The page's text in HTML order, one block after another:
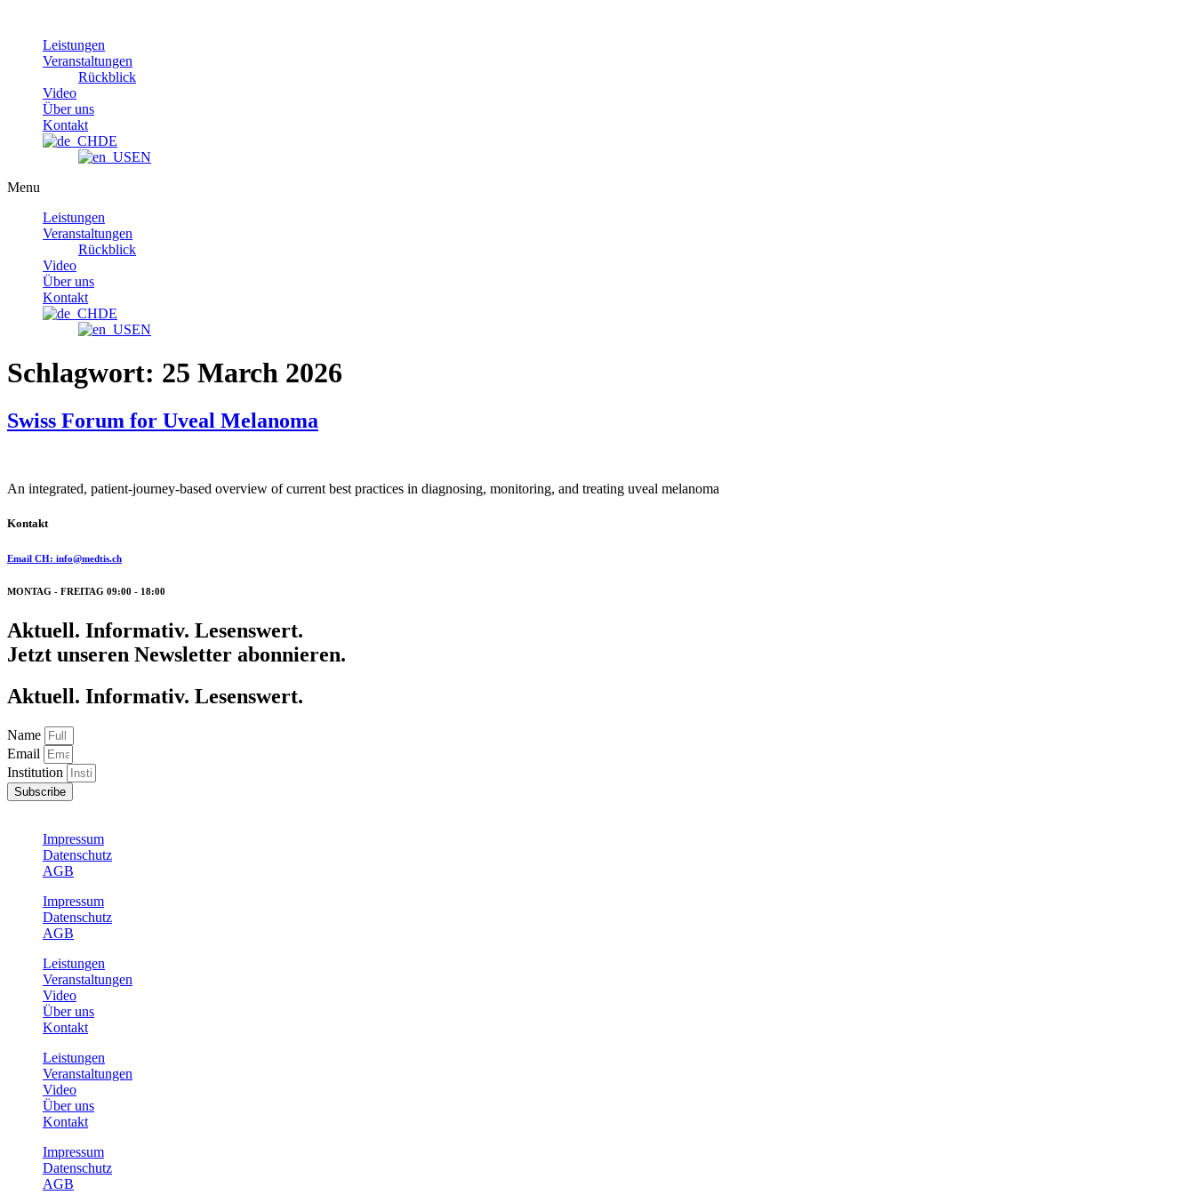
contentLeistungen
Veranstaltungen
Rückblick
Video
Über uns
Kontakt
DE
EN
Menu
Leistungen
Veranstaltungen
Rückblick
Video
Über uns
Kontakt
DE
EN
Schlagwort: 25 March 2026
Swiss Forum for Uveal Melanoma
An integrated, patient-journey-based overview of current best practices in diagnosing, monitoring, and treating uveal melanoma
Kontakt
Email CH: info@medtis.ch
MONTAG - FREITAG 09:00 - 18:00
Aktuell. Informativ. Lesenswert.
Jetzt unseren Newsletter abonnieren.
Aktuell. Informativ. Lesenswert.
Name
Email
Institution
Subscribe
Impressum
Datenschutz
AGB
Impressum
Datenschutz
AGB
Leistungen
Veranstaltungen
Video
Über uns
Kontakt
Leistungen
Veranstaltungen
Video
Über uns
Kontakt
Impressum
Datenschutz
AGB